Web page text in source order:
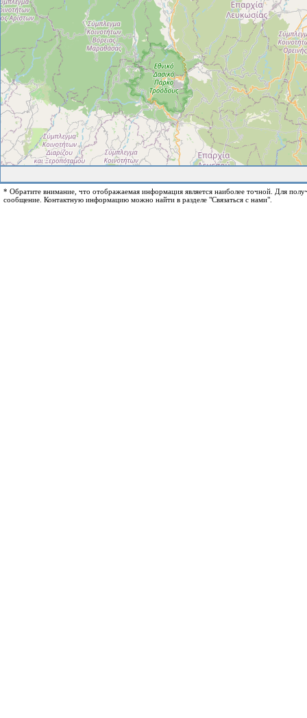
* Обратите внимание, что отображаемая информация является наиболее точной. Для
сообщение. Контактную информацию можно найти в разделе "Связаться с нами".